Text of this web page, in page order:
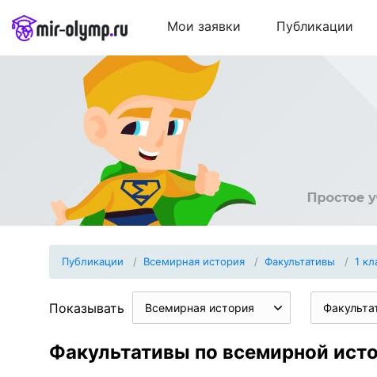
Мои заявки Публикации
Публикации Всемирная история Факультативы 1
Показывать Всемирная история
Факультативы по всемирной